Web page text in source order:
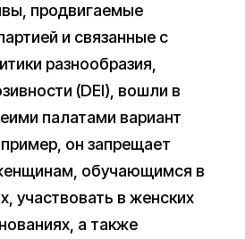
продвигаемые
и связанные с
разнообразия,
(DEI), вошли в
палатами вариант
он запрещает
обучающимся в
участвовать в женских
а также